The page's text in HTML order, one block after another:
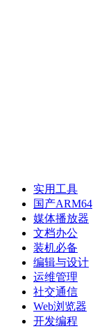
实用工具
国产ARM64
媒体播放器
文档办公
装机必备
编辑与设计
运维管理
社交通信
Web浏览器
开发编程